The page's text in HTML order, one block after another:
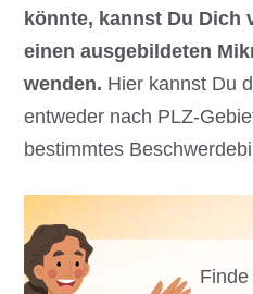
könnte, kannst Du Dich
einen ausgebildeten
wenden. Hier kannst Du
entweder nach PLZ-
bestimmtes